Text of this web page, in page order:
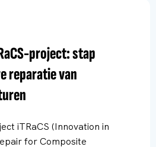
project: stap
reparatie van
iTRaCS (Innovation in
for Composite